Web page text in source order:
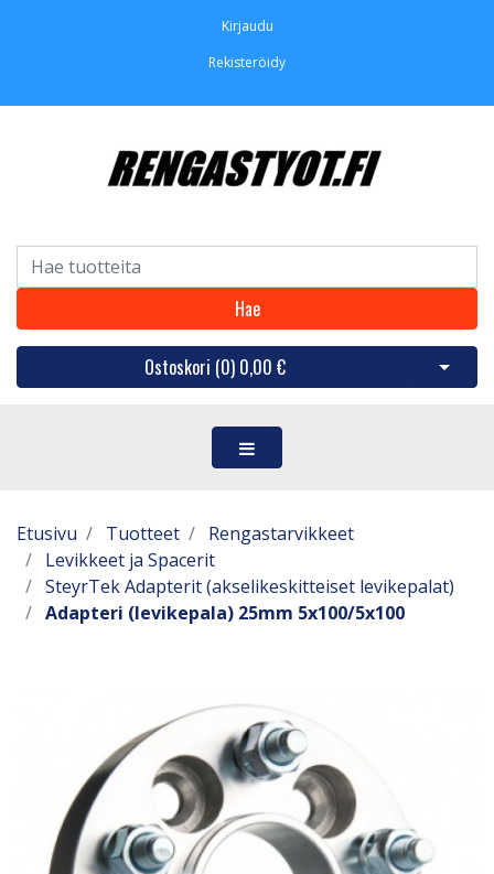
Kirjaudu
Rekisteröidy
Hae
Ostoskori (0) 0,00 € Avaa
Etusivu Tuotteet
Rengastarvikkeet
Levikkeet ja Spacerit
SteyrTek Adapterit (akselikeskitteiset levikepalat)
Adapteri (levikepala) 25mm 5x100/5x100